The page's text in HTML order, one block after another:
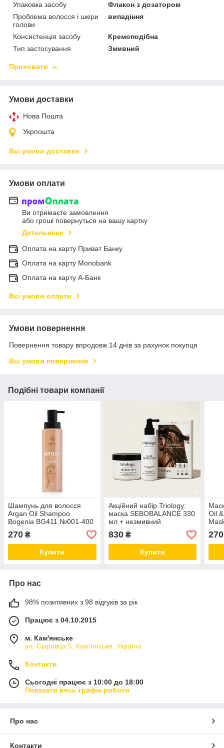
Упаковка засобу
Флакон з дозатором
Проблема волосся і шкіри
голови
випадіння
Консистенція засобу
Кремоподібна
Тип застосування
Змивний
Приховати
Умови доставки
Нова Пошта
Укрпошта
Всі умови доставки
Умови оплати
Ви отримаєте замовлення
або гроші повернуться на вашу картку
Детальніше
Оплата на карту Приват Банку
Оплата на карту Monobank
Оплата на карту А-Банк
Всі умови оплати
Умови повернення
Повернення товару впродовж 14 днів за рахунок покупця
Всі умови повернення
Подібні товари компанії
Шампунь для волосся
Argan Oil Shampoo
Bogenia BG411 №001-400
мл
270 ₴
Купити
Акційний набір Triology:
маска SEBOBALANCE 330
мл + незмивний
кондиціонер 150 мл +
Подарунок Aquamatrix Try
Set
830₴
Купити
Oil
270
Про нас
98% позитивних з 98 відгуків за рік
Працює з 04.10.2015
м. Кам'янське
ул. Сыровца 5, Кам'янське, Україна
Контакти
Сьогодні працює з 10:00 до 18:00
Показати весь графік роботи
Про нас
Контакти